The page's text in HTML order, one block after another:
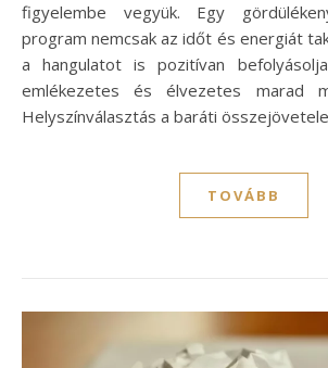
figyelembe vegyük. Egy
program nemcsak az időt és energiát
a hangulatot is pozitívan
emlékezetes és élvezetes marad
Helyszínválasztás a baráti
TOVÁBB